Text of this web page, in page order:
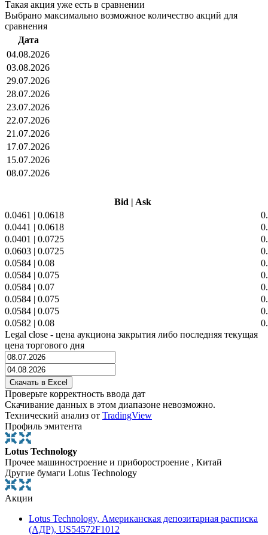
Такая акция уже есть в сравнении
Выбрано максимально возможное количество акций для
сравнения
Дата
04.08.2026
03.08.2026
29.07.2026
28.07.2026
23.07.2026
22.07.2026
21.07.2026
17.07.2026
15.07.2026
08.07.2026
Bid | Ask
0.0461 | 0.0618
0.0441 | 0.0618
0.0401 | 0.0725
0.0603 | 0.0725
0.0584 | 0.08
0.0584 | 0.075
0.0584 | 0.07
0.0584 | 0.075
0.0584 | 0.075
0.0582 | 0.08
Legal close - цена аукциона закрытия либо последняя текущая
цена торгового дня
Проверьте корректность ввода дат
Скачивание данных в этом диапазоне невозможно.
Технический анализ от TradingView
Профиль эмитента
Lotus Technology
Прочее машиностроение и приборостроение , Китай
Другие бумаги Lotus Technology
Акции
Lotus Technology, Американская депозитарная расписка
(АДР), US54572F1012